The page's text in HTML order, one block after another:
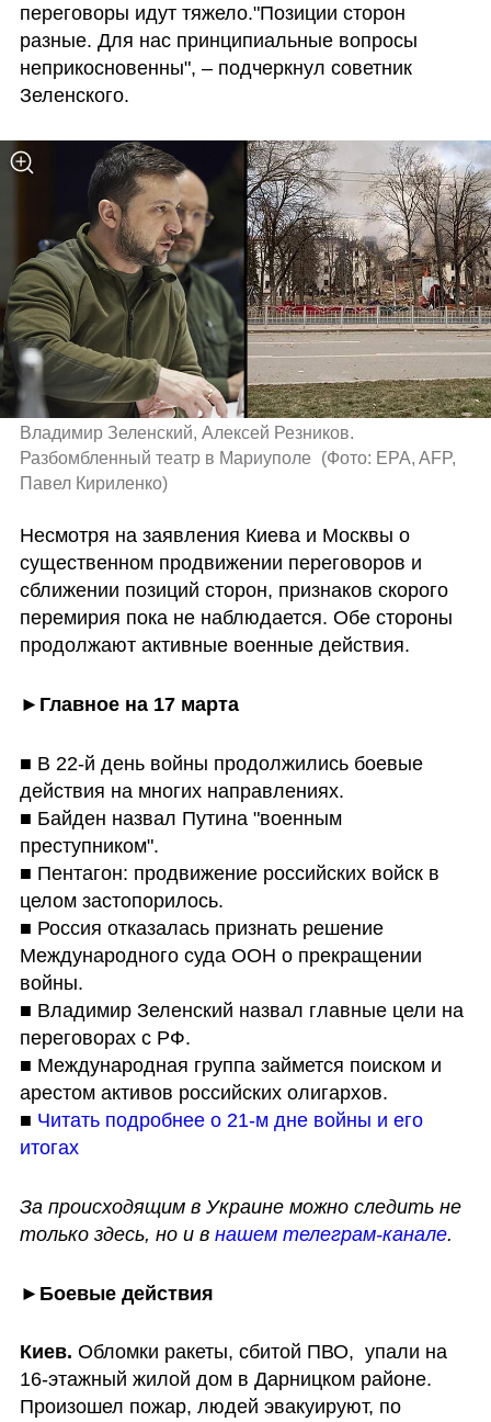
переговоры идут тяжело."Позиции сторон
разные. Для нас принципиальные вопросы
неприкосновенны", – подчеркнул советник
Зеленского.
Владимир Зеленский, Алексей Резников.
Разбомбленный театр в Мариуполе
(Фото: EPA, AFP,
Павел Кириленко)
Несмотря на заявления Киева и Москвы о
существенном продвижении переговоров и
сближении позиций сторон, признаков скорого
перемирия пока не наблюдается. Обе стороны
продолжают активные военные действия.
► Главное на 17 марта
■ В 22-й день войны продолжились боевые
действия на многих направлениях.
■ Байден назвал Путина "военным
преступником".
■ Пентагон: продвижение российских войск в
целом застопорилось.
■ Россия отказалась признать решение
Международного суда ООН о прекращении
войны.
■ Владимир Зеленский назвал главные цели на
переговорах с РФ.
■ Международная группа займется поиском и
арестом активов российских олигархов.
■ Читать подробнее о 21-м дне войны и его
итогах
За происходящим в Украине можно следить не
только здесь, но и в нашем телеграм-канале.
► Боевые действия
Киев. Обломки ракеты, сбитой ПВО,  упали на
16-этажный жилой дом в Дарницком районе.
Произошел пожар, людей эвакуируют, по